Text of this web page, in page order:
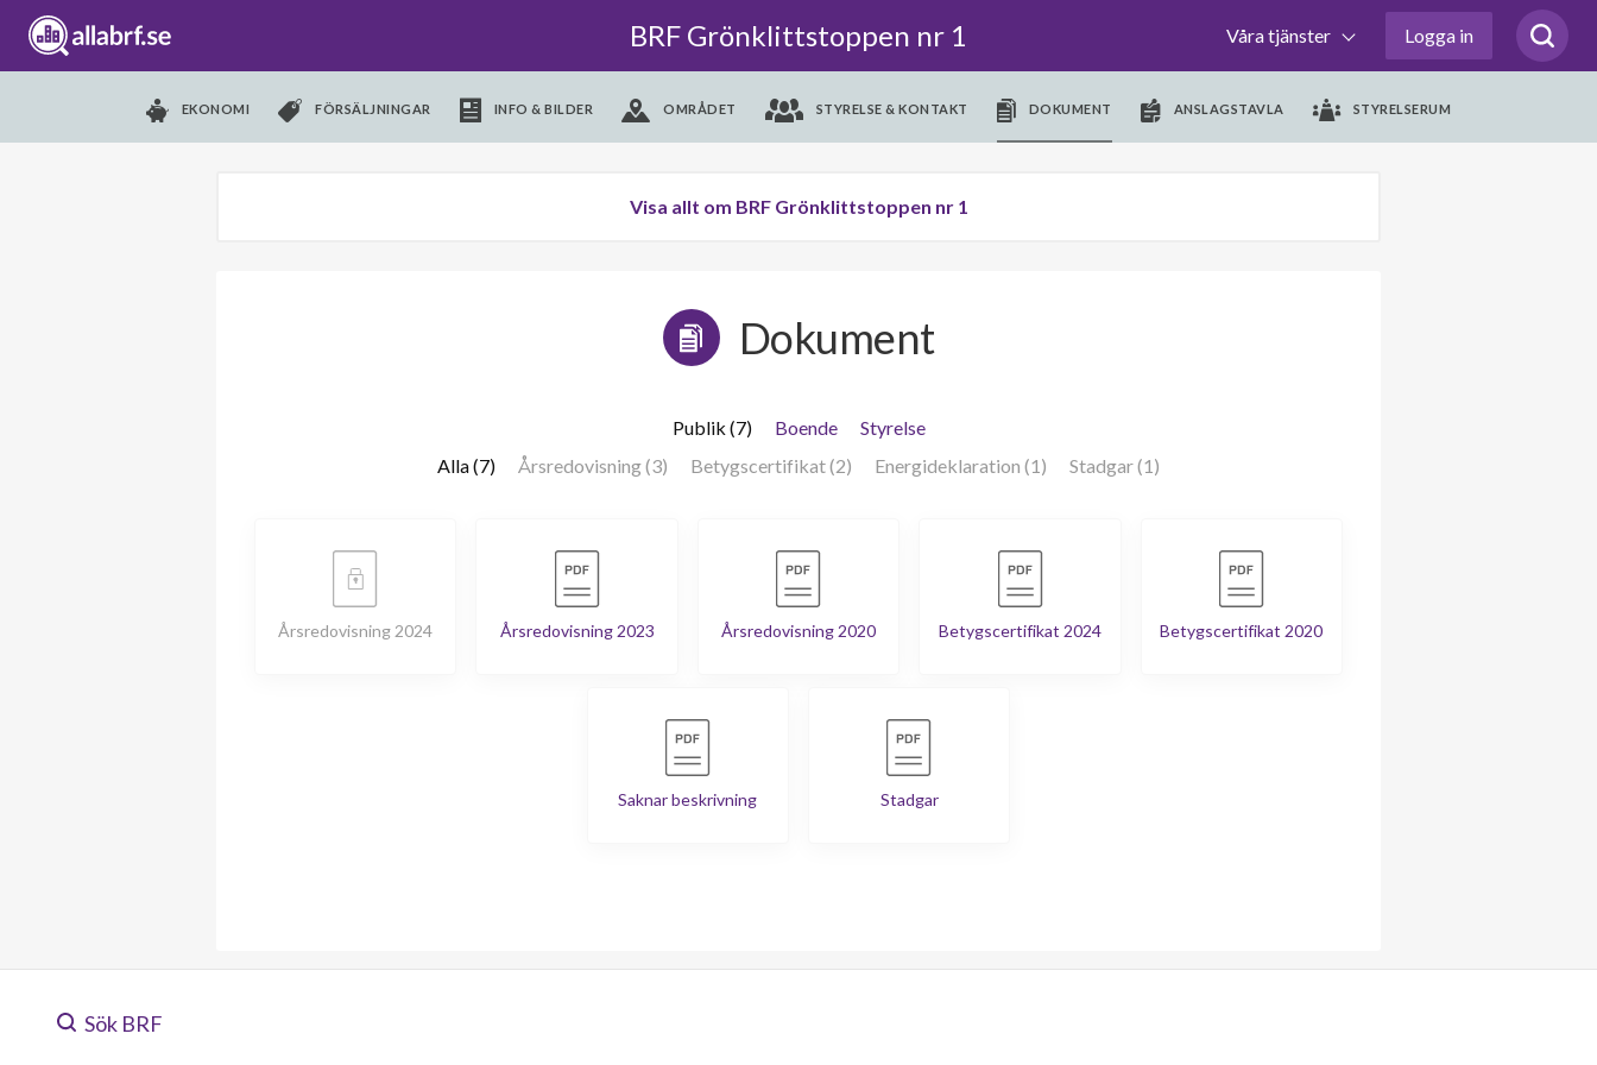
BRF Grönklittstoppen nr 1 Våra tjänster Logga in
EKONOMI FÖRSÄLJNINGAR INFO & BILDER OMRÅDET STYRELSE & KONTAKT DOKUMENT ANSLAGSTAVLA STYRELSERUM
Visa allt om BRF Grönklittstoppen nr 1
Dokument
Publik (7) Boende
Styrelse
Alla (7)
Årsredovisning (3) Betygscertifikat (2) Energideklaration (1) Stadgar (1)
Årsredovisning 2024 Årsredovisning 2023 Årsredovisning 2020 Betygscertifikat 2024 Betygscertifikat 2020
Saknar beskrivning Stadgar
Sök BRF